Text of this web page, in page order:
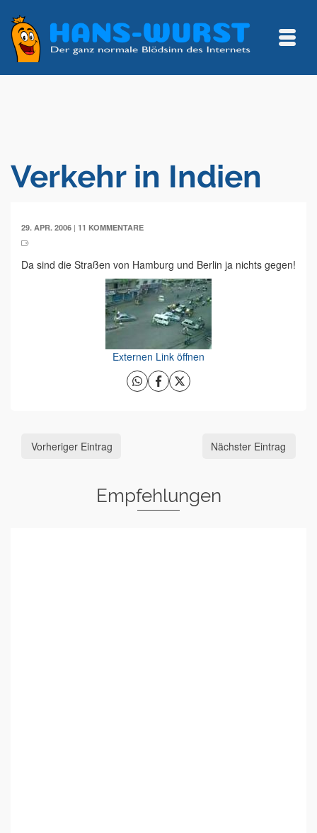
Verkehr in Indien
29. APR. 2006 | 11 KOMMENTARE
Da sind die Straßen von Hamburg und Berlin ja nichts gegen!
Externen Link öffnen
Vorheriger Eintrag Nächster Eintrag
Empfehlungen